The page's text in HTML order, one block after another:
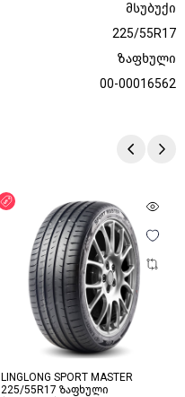
მსუბუქი
225/55R17
ზაფხული
00-00016562
ფასდაკლება
LINGLONG SPORT MASTER
225/55R17 ზაფხული